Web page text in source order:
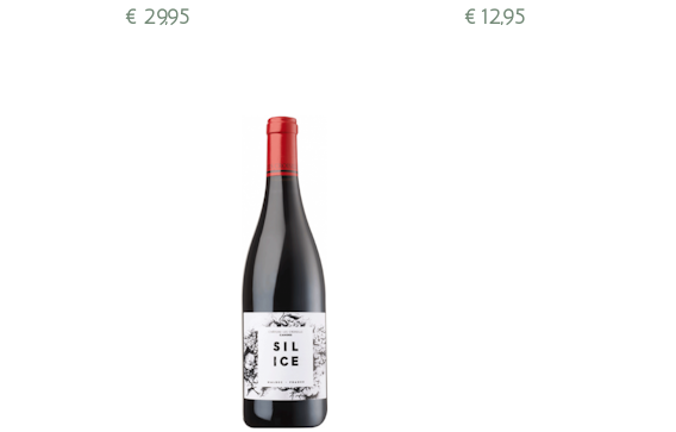
het rijpe fruit in combinatie met een
€ 29,95
en 40% Syrah: in 2016 beste
€ 12,95